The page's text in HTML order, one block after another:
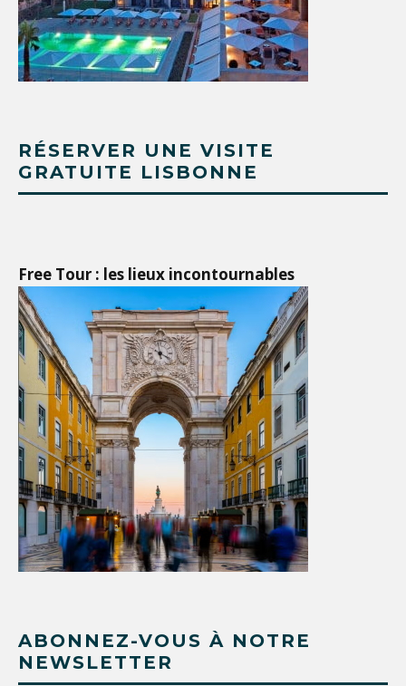
RÉSERVER UNE VISITE
GRATUITE LISBONNE
Free Tour : les lieux incontournables
ABONNEZ-VOUS À NOTRE
NEWSLETTER